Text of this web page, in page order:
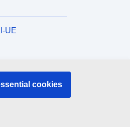
UE
tal-UE.
cookies